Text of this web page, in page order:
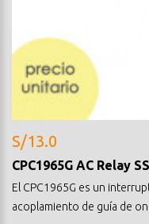
S/13.0
CPC1965G AC Relay
El CPC1965G es un
acoplamiento de guía de